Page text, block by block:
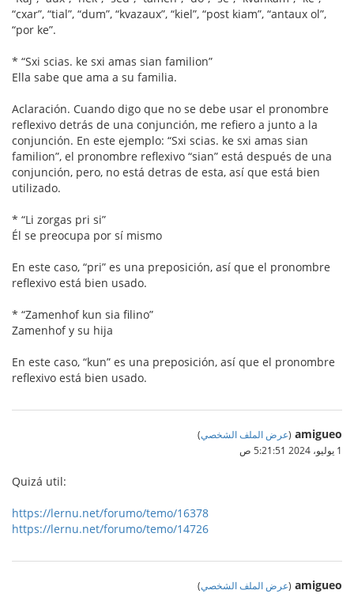
“cxar”, “tial”, “dum”, “kvazaux”, “kiel”, “post kiam”, “antaux ol”,
“por ke”.
* “Sxi scias. ke sxi amas sian familion”
Ella sabe que ama a su familia.
Aclaración. Cuando digo que no se debe usar el pronombre
reflexivo detrás de una conjunción, me refiero a junto a la
conjunción. En este ejemplo: “Sxi scias. ke sxi amas sian
familion”, el pronombre reflexivo “sian” está después de una
conjunción, pero, no está detras de esta, así que está bien
utilizado.
* “Li zorgas pri si”
Él se preocupa por sí mismo
En este caso, “pri” es una preposición, así que el pronombre
reflexivo está bien usado.
* “Zamenhof kun sia filino”
Zamenhof y su hija
En este caso, “kun” es una preposición, así que el pronombre
reflexivo está bien usado.
amigueo
(عرض الملف الشخصي)
1 يوليو، 2024 5:21:51 ص
Quizá util:
https://lernu.net/forumo/temo/16378
https://lernu.net/forumo/temo/14726
amigueo
(عرض الملف الشخصي)